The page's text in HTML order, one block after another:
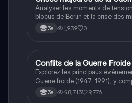
Analyser les moments de
blocus de Berlin et la crise des
3e 1,939 0
Histoire
Conflits de la Guerre Froide
Explorez les principaux
Guerre froide (1947-1991), y
l'Allemagne, la crise de Cuba, la
la course à l'espace. Cette fiche
3e 48,713 9,776